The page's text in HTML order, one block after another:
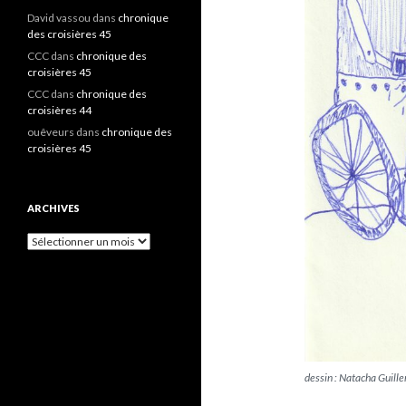
dessin : Natacha
David vassou dans chronique
des croisières 45
CCC dans chronique des
croisières 45
CCC dans chronique des
croisières 44
ouêveurs dans chronique des
croisières 45
ARCHIVES
A